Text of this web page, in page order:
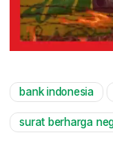
bank indonesia
surat berharga